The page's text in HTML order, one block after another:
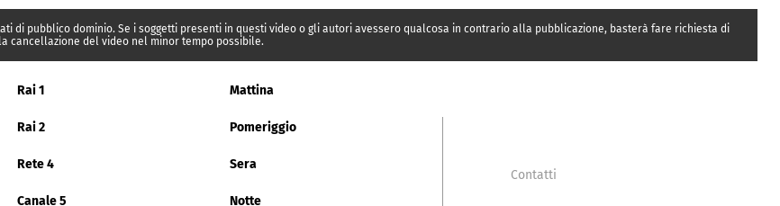
di pubblico dominio. Se i soggetti presenti in questi video o gli autori avessero qualcosa in contrario alla pubblicazione, basterà fare richiesta di
cancellazione del video nel minor tempo possibile.
Rai 1 Mattina
Rai 2 Pomeriggio
Rete 4 Sera
Canale 5 Notte
Contatti